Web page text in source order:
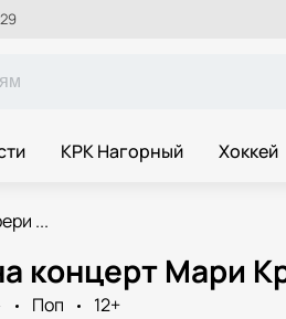
КРК Нагорный Хоккей
...
концерт Мари
Поп
12+